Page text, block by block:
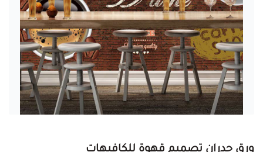
ورق جدران تصميم قهوة للكافيهات